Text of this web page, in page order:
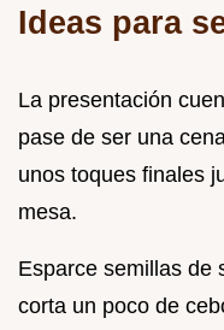
Ideas para
La presentación
pase de ser una
unos toques finales
mesa.
Esparce semillas de
corta un poco de